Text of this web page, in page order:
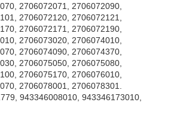
2706072071, 2706072090,
2706072120, 2706072121,
2706072171, 2706072190,
2706073020, 2706074010,
2706074090, 2706074370,
2706075050, 2706075080,
2706075170, 2706076010,
2706078001, 2706078301.
943346008010, 943346173010,